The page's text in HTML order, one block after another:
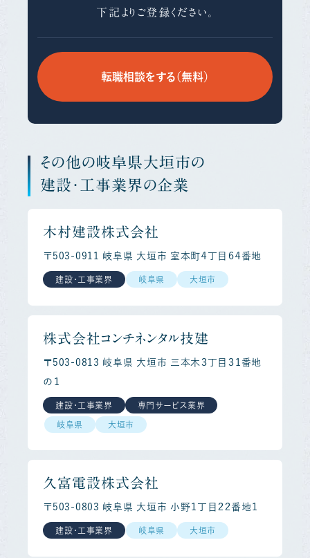
下記よりご登録ください。
転職相談をする（無料）
その他の岐阜県大垣市の
建設・工事業界の企業
木村建設株式会社
〒503-0911 岐阜県 大垣市 室本町４丁目６４番地
建設・工事業界 岐阜県 大垣市
株式会社コンチネンタル技建
〒503-0813 岐阜県 大垣市 三本木３丁目３１番地
の１
建設・工事業界 専門サービス業界
岐阜県 大垣市
久富電設株式会社
〒503-0803 岐阜県 大垣市 小野１丁目２２番地１
建設・工事業界 岐阜県 大垣市